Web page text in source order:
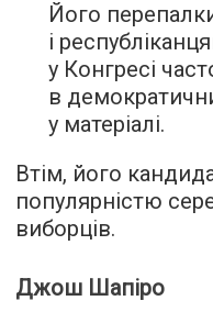
Його
і
у Конгресі
в
у матеріалі.
Втім, його
популярністю
виборців.
Джош Шапіро